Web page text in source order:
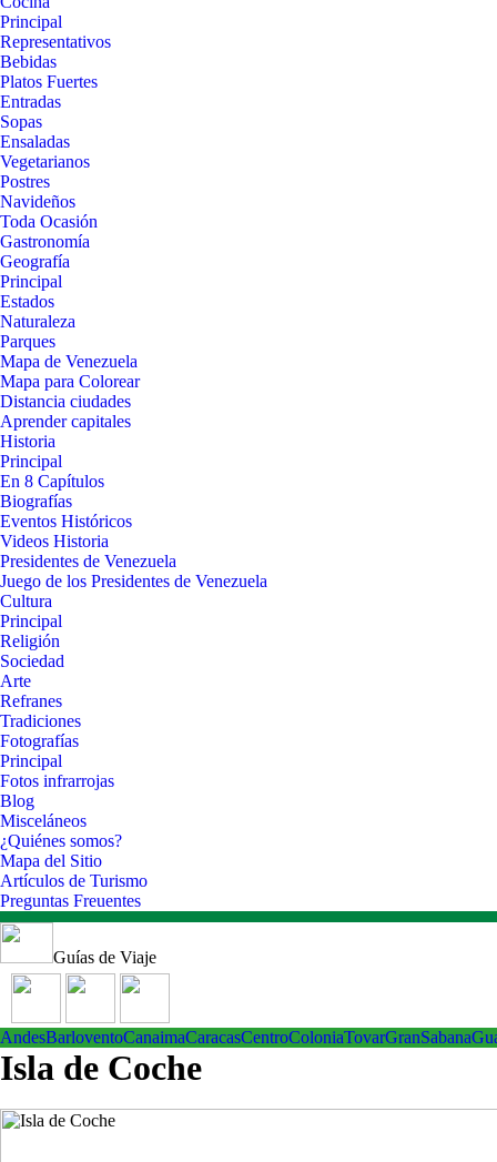
Principal
Representativos
Bebidas
Platos Fuertes
Entradas
Sopas
Ensaladas
Vegetarianos
Postres
Navideños
Toda Ocasión
Gastronomía
Geografía
Principal
Estados
Naturaleza
Parques
Mapa de Venezuela
Mapa para Colorear
Distancia ciudades
Aprender capitales
Historia
Principal
En 8 Capítulos
Biografías
Eventos Históricos
Videos Historia
Presidentes de Venezuela
Juego de los Presidentes de Venezuela
Cultura
Principal
Religión
Sociedad
Arte
Refranes
Tradiciones
Fotografías
Principal
Fotos infrarrojas
Blog
Misceláneos
¿Quiénes somos?
Mapa del Sitio
Artículos de Turismo
Preguntas Freuentes
Guías de Viaje
AndesBarloventoCanaimaCaracasCentroColoniaTovarGranSabana
Isla de Coche